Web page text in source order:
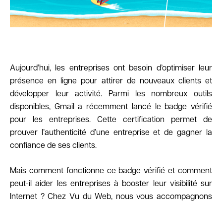
Aujourd’hui, les entreprises ont besoin d’optimiser leur
présence en ligne pour attirer de nouveaux clients et
développer leur activité. Parmi les nombreux outils
disponibles, Gmail a récemment lancé le badge vérifié
pour les entreprises. Cette certification permet de
prouver l’authenticité d’une entreprise et de gagner la
confiance de ses clients.
Mais comment fonctionne ce badge vérifié et comment
peut-il aider les entreprises à booster leur visibilité sur
Internet ? Chez Vu du Web, nous vous accompagnons